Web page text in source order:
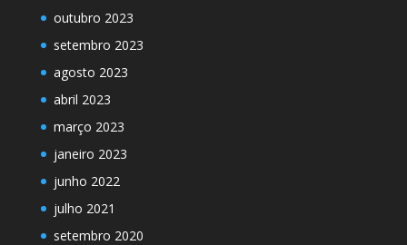
outubro 2023
setembro 2023
agosto 2023
abril 2023
março 2023
janeiro 2023
junho 2022
julho 2021
setembro 2020